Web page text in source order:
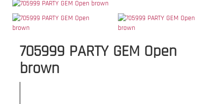
705999 PARTY GEM Open
brown